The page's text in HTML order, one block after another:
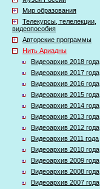
Мир образования
Телекурсы, телелекции,
видеопособия
Авторские программы
Нить Ариадны
Видеоархив 2018 года
Видеоархив 2017 года
Видеоархив 2016 года
Видеоархив 2015 года
Видеоархив 2014 года
Видеоархив 2013 года
Видеоархив 2012 года
Видеоархив 2011 года
Видеоархив 2010 года
Видеоархив 2009 года
Видеоархив 2008 года
Видеоархив 2007 года